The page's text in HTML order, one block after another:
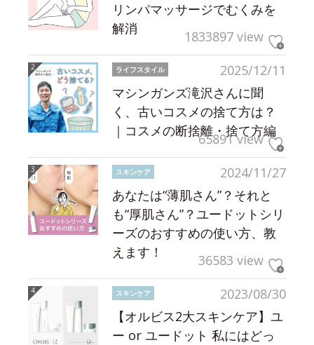
リンパマッサージでむくみを
解消
1833897 view
2025/12/11
ライフスタイル
マシンガンズ滝沢さんに聞
く、古いコスメの捨て方は？
｜コスメの断捨離・捨て方編
65891 view
2024/11/27
スキンケア
あなたは“薄肌さん”？それと
も“厚肌さん”？ユードットシリ
ーズのおすすめの使い方、教
えます！
36583 view
2023/08/30
スキンケア
【オルビス2大スキンケア】ユ
ー or ユードット 私にはどっ